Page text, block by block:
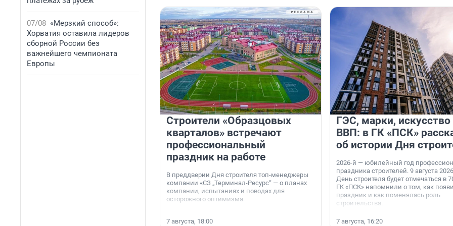
07/08 «Мерзкий способ»:
Хорватия оставила лидеров
сборной России без
важнейшего чемпионата
Европы
Строители «Образцовых
кварталов» встречают
профессиональный
праздник на работе
В преддверии Дня строителя топ-менеджеры
компании «СЗ „Терминал-Ресурс“ — о планах
компании, испытаниях и поводах для
осторожного оптимизма.
7 августа, 18:00
ГЭС, марки, искусство
ВВП: в ГК «ПСК»
об истории Дня
2026-й — юбилейный год
праздника строителей. 9 августа
День строителя будет отмечаться в
ГК «ПСК» напомнили о том, как
праздник и как поменялась роль
строительства.
7 августа, 16:20